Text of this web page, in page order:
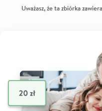
Uważasz, że ta zbiórka zawiera